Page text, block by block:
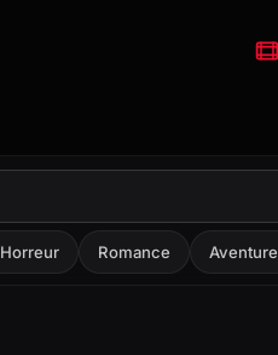
Horreur Romance Aventure